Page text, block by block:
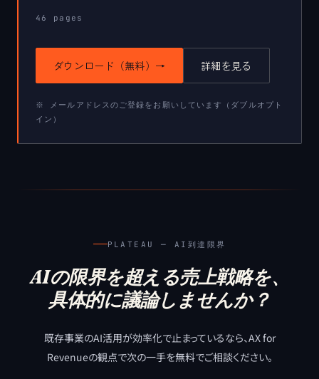
46 pages
ダウンロード（無料） → 詳細を見る
※ メールアドレスのご登録をお願いしています（ダブルオプト
イン）
PLATEAU ─ AI到達限界
AIの限界を超える売上戦略を、
具体的に議論しませんか？
既存事業のAI活用が効率化で止まっているなら、AX for
Revenueの観点で次の一手を無料でご相談ください。